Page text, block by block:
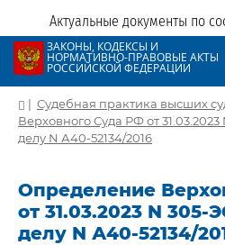
Актуальные документы по
ЗАКОНЫ, КОДЕКСЫ И
НОРМАТИВНО-ПРАВОВЫЕ АКТЫ
РОССИЙСКОЙ ФЕДЕРАЦИИ
| Судебная практика высших
Верховного Суда РФ от 31.03.2023
делу N А40-52134/2016
Определение
от 31.03.2023 N 305-
делу N А40-52134/